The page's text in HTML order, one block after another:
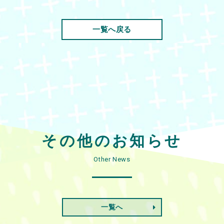
一覧へ戻る
その他のお知らせ
Other News
一覧へ